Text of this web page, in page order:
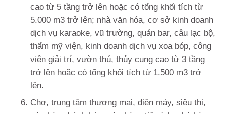
cao từ 5 tầng trở lên hoặc có tổng khối tích từ
5.000 m3 trở lên; nhà văn hóa, cơ sở kinh doanh
dịch vụ karaoke, vũ trường, quán bar, câu lạc bộ,
thẩm mỹ viện, kinh doanh dịch vụ xoa bóp, công
viên giải trí, vườn thú, thủy cung cao từ 3 tầng
trở lên hoặc có tổng khối tích từ 1.500 m3 trở
lên.
Chợ, trung tâm thương mại, điện máy, siêu thị,